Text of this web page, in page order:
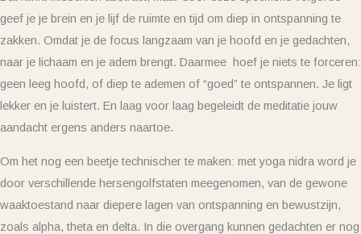
geef je je brein en je lijf de ruimte en tijd om diep in ontspanning te
zakken. Omdat je de focus langzaam van je hoofd en je gedachten,
naar je lichaam en je adem brengt. Daarmee hoef je niets te forceren:
geen leeg hoofd, of diep te ademen of “goed” te ontspannen. Je ligt
lekker en je luistert. En laag voor laag begeleidt de meditatie jouw
aandacht ergens anders naartoe.
Om het nog een beetje technischer te maken: met yoga nidra word je
door verschillende hersengolfstaten meegenomen, van de gewone
waaktoestand naar diepere lagen van ontspanning en bewustzijn,
zoals alpha, theta en delta. In die overgang kunnen gedachten er nog